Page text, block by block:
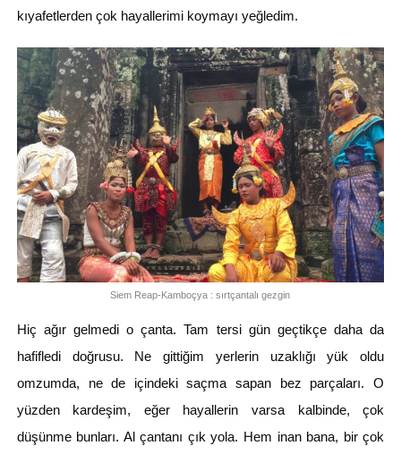
kıyafetlerden çok hayallerimi koymayı yeğledim.
Siem Reap-Kamboçya : sırtçantalı gezgin
Hiç ağır gelmedi o çanta. Tam tersi gün geçtikçe daha da
hafifledi doğrusu. Ne gittiğim yerlerin uzaklığı yük oldu
omzumda, ne de içindeki saçma sapan bez parçaları. O
yüzden kardeşim, eğer hayallerin varsa kalbinde, çok
düşünme bunları. Al çantanı çık yola. Hem inan bana, bir çok